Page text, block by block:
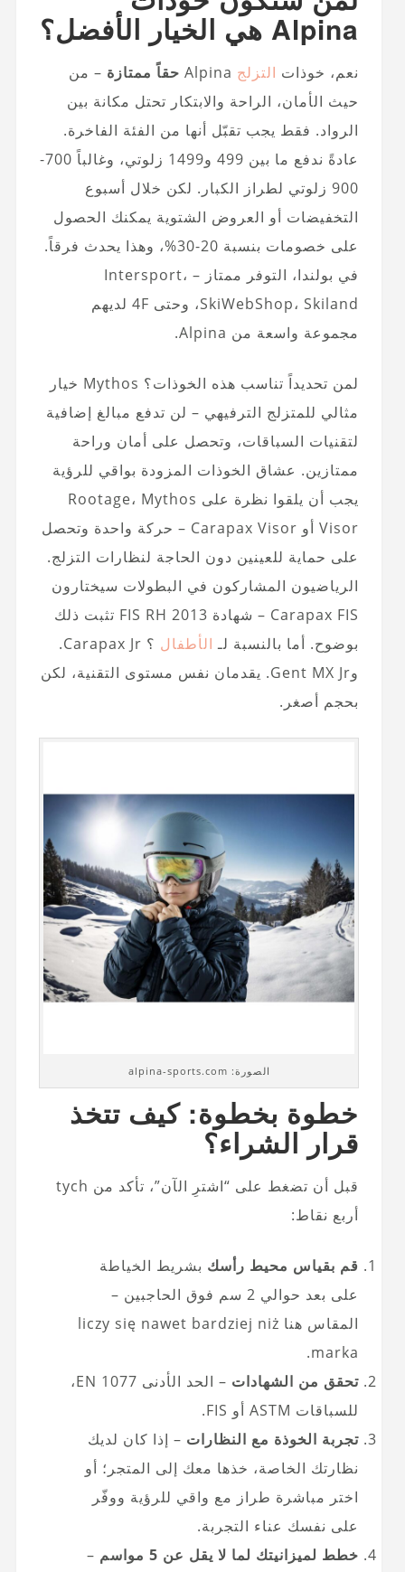
Alpina هي الخيار الأفضل؟
نعم، خوذات التزلج حقاً ممتازة – من
حيث الأمان، الراحة والابتكار تحتل مكانة بين
الرواد. فقط يجب تقبّل أنها من الفئة الفاخرة.
عادةً ندفع ما بين 499 و1499 زلوتي، وغالباً 700-
900 زلوتي لطراز الكبار. لكن خلال أسبوع
التخفيضات أو العروض الشتوية يمكنك الحصول
على خصومات بنسبة 20-30%، وهذا يحدث فرقاً.
في بولندا، التوفر ممتاز – Intersport،
SkiWebShop، Skiland، وحتى 4F لديهم
مجموعة واسعة من Alpina.
لمن تحديداً تناسب هذه الخوذات؟ Mythos خيار
مثالي للمتزلج الترفيهي – لن تدفع مبالغ إضافية
لتقنيات السباقات، وتحصل على أمان وراحة
ممتازين. عشاق الخوذات المزودة بواقي للرؤية
يجب أن يلقوا نظرة على Rootage، Mythos
Visor أو Carapax Visor – حركة واحدة وتحصل
على حماية للعينين دون الحاجة لنظارات التزلج.
الرياضيون المشاركون في البطولات سيختارون
Carapax FIS – شهادة FIS RH 2013 تثبت ذلك
بوضوح. أما بالنسبة لـ الأطفال
؟ Carapax Jr.
وGent MX Jr. يقدمان نفس مستوى التقنية، لكن
بحجم أصغر.
الصورة: alpina-sports.com
خطوة بخطوة: كيف تتخذ
قرار الشراء؟
قبل أن تضغط على “اشترِ الآن”، تأكد من tych
أربع نقاط:
قم بقياس محيط رأسك بشريط الخياطة
على بعد حوالي 2 سم فوق الحاجبين –
المقاس هنا liczy się nawet bardziej niż
marka.
تحقق من الشهادات
– الحد الأدنى EN 1077،
للسباقات ASTM أو FIS.
تجربة الخوذة مع النظارات – إذا كان لديك
نظارتك الخاصة، خذها معك إلى المتجر؛ أو
اختر مباشرة طراز مع واقي للرؤية ووفّر
على نفسك عناء التجربة.
خطط لميزانيتك لما لا يقل عن 5 مواسم
–